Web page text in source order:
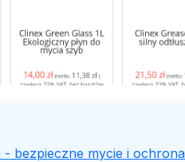
bezpieczne mycie i